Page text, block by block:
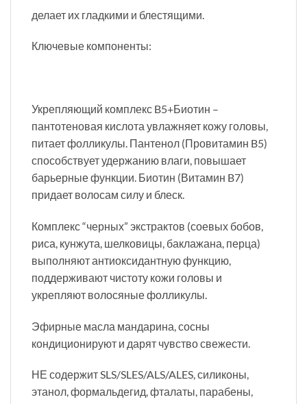
делает их гладкими и блестящими.
Ключевые компоненты:
Укрепляющий комплекс B5+Биотин –
пантотеновая кислота увлажняет кожу головы,
питает фолликулы. Пантенол (Провитамин B5)
способствует удержанию влаги, повышает
барьерные функции. Биотин (Витамин B7)
придает волосам силу и блеск.
Комплекс “черных” экстрактов (соевых бобов,
риса, кунжута, шелковицы, баклажана, перца)
выполняют антиоксидантную функцию,
поддерживают чистоту кожи головы и
укрепляют волосяные фолликулы.
Эфирные масла мандарина, сосны
кондиционируют и дарят чувство свежести.
НЕ содержит SLS/SLES/ALS/ALES, силиконы,
этанол, формальдегид, фталаты, парабены,